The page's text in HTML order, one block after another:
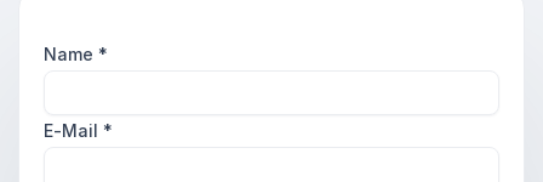
Name *
E-Mail *